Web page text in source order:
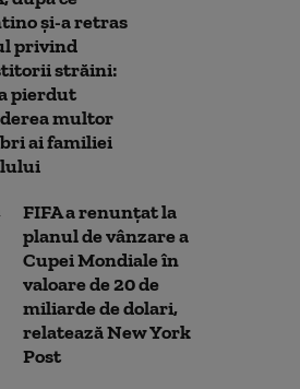
și-a retras
privind
străini:
pierdut
multor
ai familiei
FIFA a renunțat la
planul de vânzare a
Cupei Mondiale în
valoare de 20 de
miliarde de dolari,
relatează New York
Post